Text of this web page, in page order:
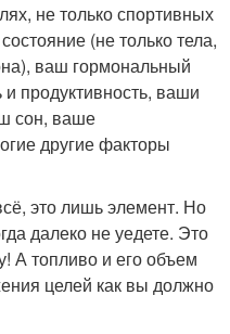
не только спортивных
(не только тела,
ваш гормональный
продуктивность, ваши
сон, ваше
другие факторы
это лишь элемент. Но
далеко не уедете. Это
А топливо и его объем
целей как вы должно